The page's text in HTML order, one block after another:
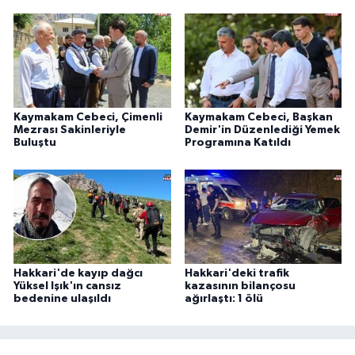
Kaymakam Cebeci, Çimenli
Mezrası Sakinleriyle
Buluştu
Kaymakam Cebeci, Başkan
Demir'in Düzenlediği Yemek
Programına Katıldı
Hakkari'de kayıp dağcı
Yüksel Işık'ın cansız
bedenine ulaşıldı
Hakkari'deki trafik
kazasının bilançosu
ağırlaştı: 1 ölü